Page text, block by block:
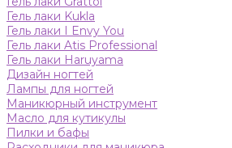
Гель лаки Kukla
Гель лаки I Envy You
Гель лаки Atis Professional
Гель лаки Haruyama
Дизайн ногтей
Лампы для ногтей
Маникюрный инструмент
Масло для кутикулы
Пилки и бафы